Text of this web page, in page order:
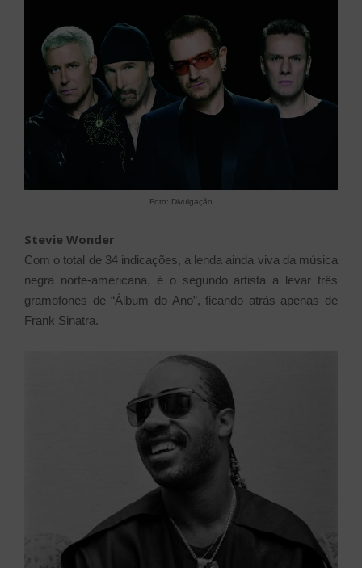
Foto: Divulgação
Stevie Wonder
Com o total de 34 indicações, a lenda ainda viva da música
negra norte-americana, é o segundo artista a levar três
gramofones de “Álbum do Ano”, ficando atrás apenas de
Frank Sinatra.